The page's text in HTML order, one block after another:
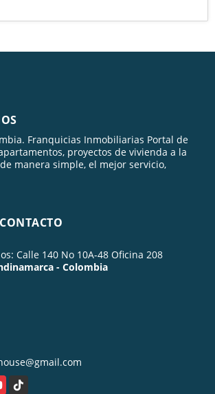
Franquicias Inmobiliarias Portal de
proyectos de vivienda a la
manera simple, el mejor servicio,
Calle 140 No 10A-48 Oficina 208
- Colombia
TikTok